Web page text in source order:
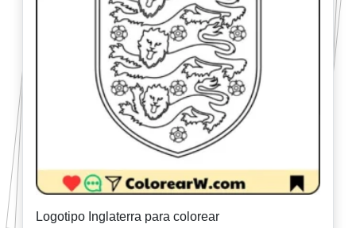
Logotipo Inglaterra para colorear